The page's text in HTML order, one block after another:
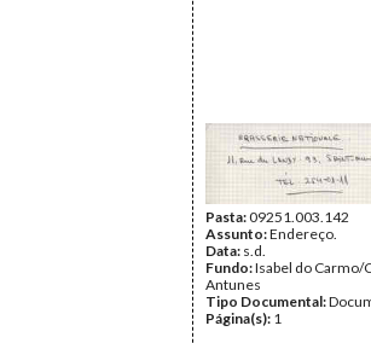
Pasta:09251.003.142
Assunto:Endereço.
Data: s.d.
Fundo:Isabel do Carmo/
Antunes
Tipo Documental:
Página(s): 1